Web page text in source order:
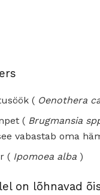
( Oenothera
( Brugmansia
vabastab oma
( Ipomoea alba )
on lõhnavad